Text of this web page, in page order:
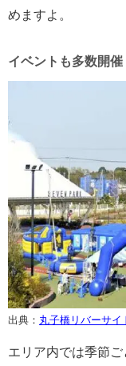
めますよ。
イベントも多数開催
出典： 丸子橋リバーサイ
エリア内では季節